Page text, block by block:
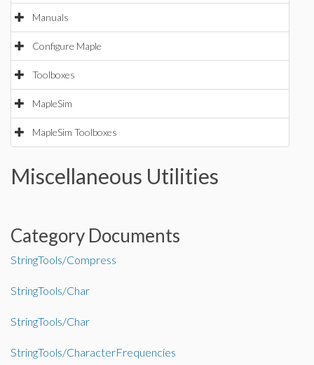
Manuals
Configure Maple
Toolboxes
MapleSim
MapleSim Toolboxes
Miscellaneous Utilities
Category Documents
StringTools/Compress
StringTools/Char
StringTools/Char
StringTools/CharacterFrequencies